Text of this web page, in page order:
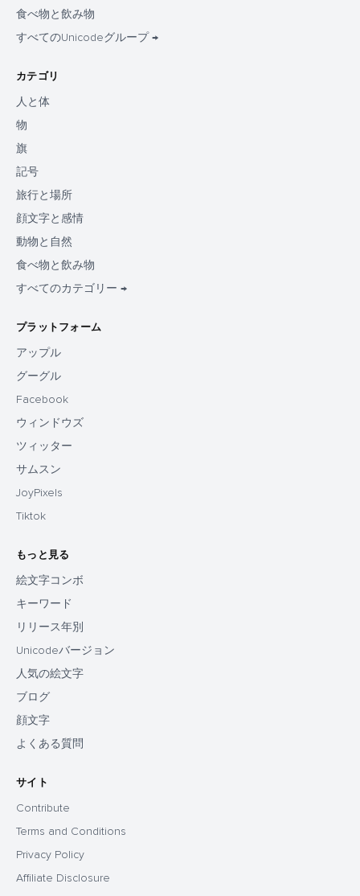
食べ物と飲み物
すべてのUnicodeグループ →
カテゴリ
人と体
物
旗
記号
旅行と場所
顔文字と感情
動物と自然
食べ物と飲み物
すべてのカテゴリー →
プラットフォーム
アップル
グーグル
Facebook
ウィンドウズ
ツィッター
サムスン
JoyPixels
Tiktok
もっと見る
絵文字コンボ
キーワード
リリース年別
Unicodeバージョン
人気の絵文字
ブログ
顔文字
よくある質問
サイト
Contribute
Terms and Conditions
Privacy Policy
Affiliate Disclosure